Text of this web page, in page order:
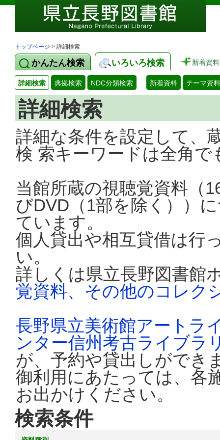
トップページ > 詳細検索
かんたん検索 いろいろ検索 新着資料
詳細検索 典拠検索 NDC分類検索 新着資料 テーマ資料
詳細検索
詳細な条件を設定して、
検 索キーワードは全角
当館所蔵の視聴覚資料（
びDVD（1部を除く））
ています。
個人貸出や相互貸借は行
い。
詳しくは県立長野図書館
覚資料、その他のコレク
長野県立美術館アートラ
ンター信州考古ライブラ
が、予約や貸出しができ
御利用にあたっては、各
お出かけください。
検索条件